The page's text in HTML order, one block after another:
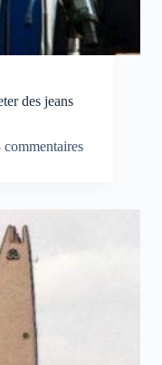
des jeans
commentaires